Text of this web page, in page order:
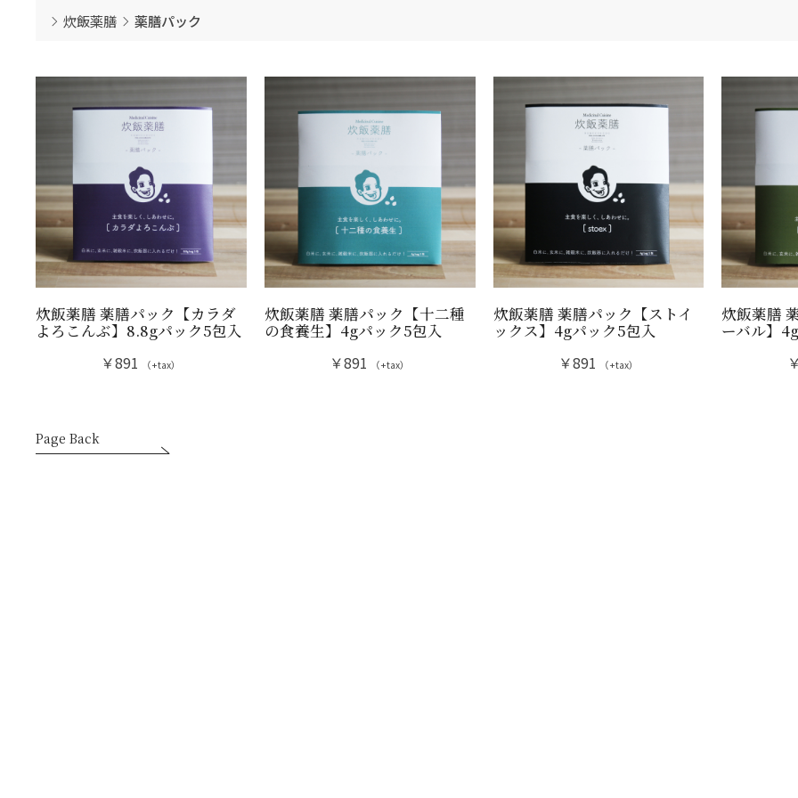
炊飯薬膳 薬膳パック
炊飯薬膳 薬膳パック【カラダ
よろこんぶ】8.8gパック5包入
￥891 （+tax）
炊飯薬膳 薬膳パック【十二種
の食養生】4gパック5包入
￥891 （+tax）
炊飯薬膳 薬膳パック【ストイ
ックス】4gパック5包入
￥891 （+tax）
炊飯薬膳
ーバル】
Page Back